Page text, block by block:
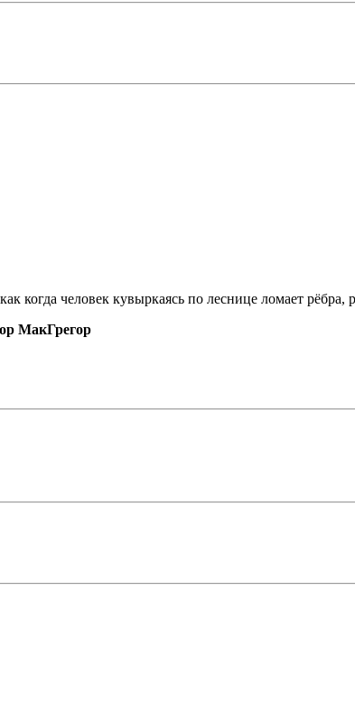
когда человек кувыркаясь по леснице ломает
МакГрегор